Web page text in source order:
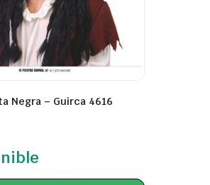
Negra – Guirca 4616